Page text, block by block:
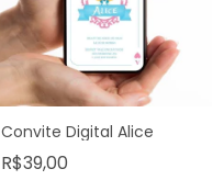
Convite Digital Alice
R$39,00